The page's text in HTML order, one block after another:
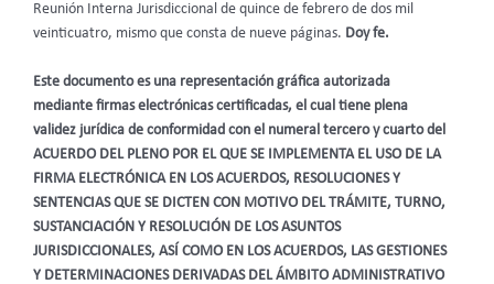
Reunión Interna Jurisdiccional de quince de febrero de dos mil
veinticuatro, mismo que consta de nueve páginas. Doy fe.
Este documento es una representación gráfica autorizada
mediante firmas electrónicas certificadas, el cual tiene plena
validez jurídica de conformidad con el numeral tercero y cuarto del
ACUERDO DEL PLENO POR EL QUE SE IMPLEMENTA EL USO DE LA
FIRMA ELECTRÓNICA EN LOS ACUERDOS, RESOLUCIONES Y
SENTENCIAS QUE SE DICTEN CON MOTIVO DEL TRÁMITE, TURNO,
SUSTANCIACIÓN Y RESOLUCIÓN DE LOS ASUNTOS
JURISDICCIONALES, ASÍ COMO EN LOS ACUERDOS, LAS GESTIONES
Y DETERMINACIONES DERIVADAS DEL ÁMBITO ADMINISTRATIVO